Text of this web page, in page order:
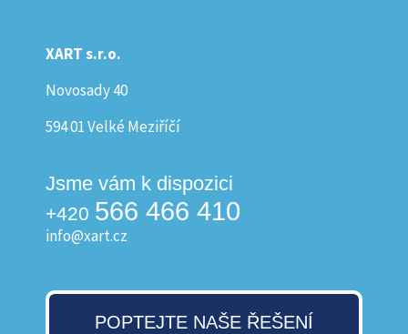
XART s.r.o.
Novosady 40
594 01 Velké Meziříčí
Jsme vám k dispozici
+420 566 466 410
info@xart.cz
POPTEJTE NAŠE ŘEŠENÍ